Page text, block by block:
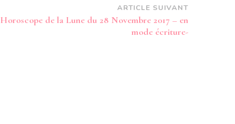
ARTICLE SUIVANT
Horoscope de la Lune du 28 Novembre 2017 – en
mode écriture-